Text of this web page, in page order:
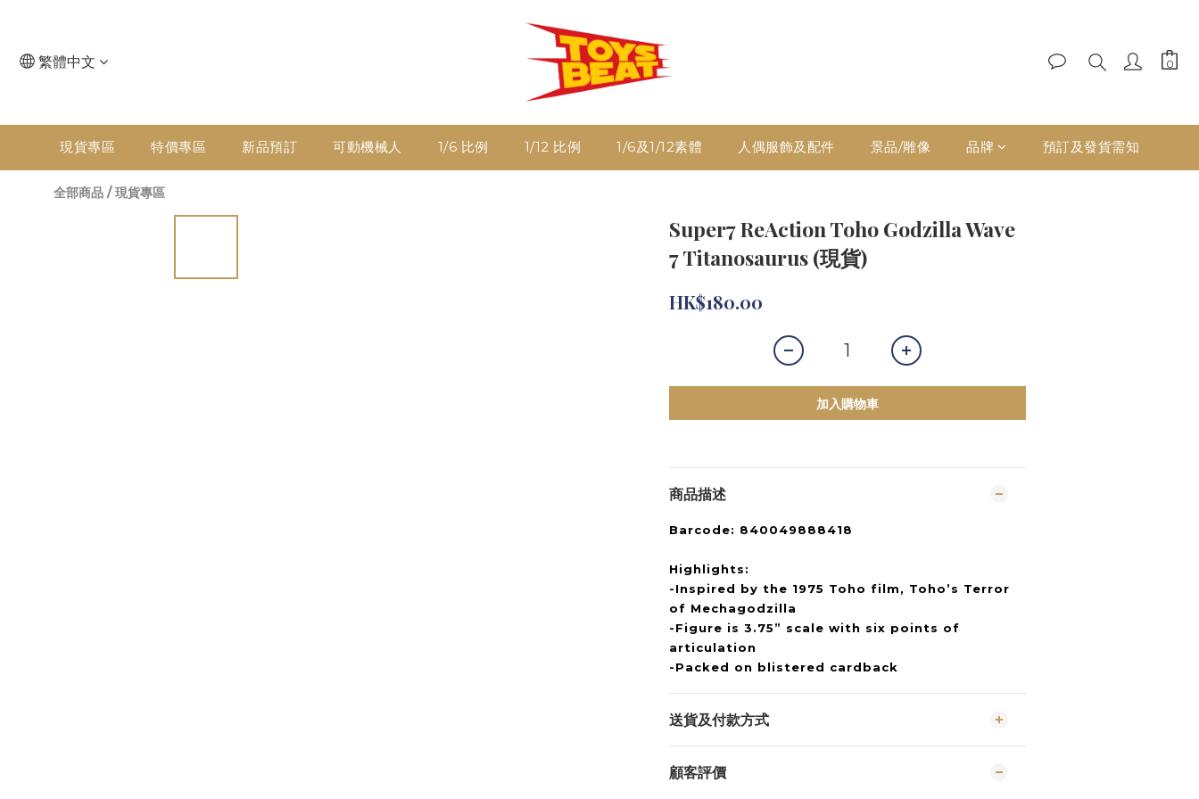
繁體中文
現貨專區 特價專區 新品預訂 可動機械人 1/6 比例 1/12 比例 1/6及1/12素體 人偶服飾及配件 景品/雕像 品牌 預訂及發貨需知
全部商品 /現貨專區
Super7 ReAction Toho Godzilla Wave
7 Titanosaurus (現貨)
HK$180.00
加入購物車
商品描述
Barcode: 840049888418
Highlights:
-Inspired by the 1975 Toho film, Toho’s Terror
of Mechagodzilla
-Figure is 3.75” scale with six points of
articulation
-Packed on blistered cardback
送貨及付款方式
顧客評價